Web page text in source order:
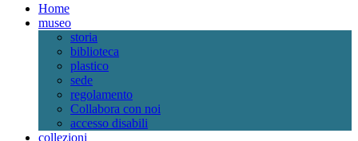
Home
museo
storia
biblioteca
plastico
sede
regolamento
Collabora con noi
accesso disabili
collezioni